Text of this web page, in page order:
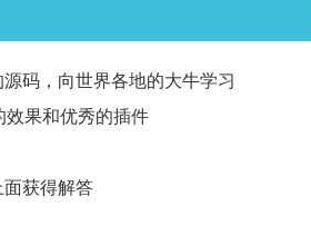
码，向世界各地的大牛学习
效果和优秀的插件
获得解答